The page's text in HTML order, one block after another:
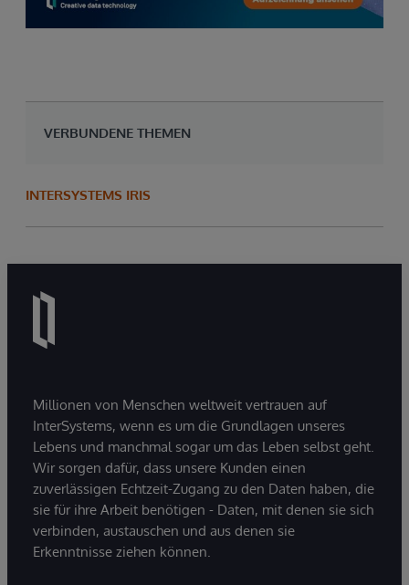
VERBUNDENE THEMEN
INTERSYSTEMS IRIS
Millionen von Menschen weltweit vertrauen auf
InterSystems, wenn es um die Grundlagen unseres
Lebens und manchmal sogar um das Leben selbst geht.
Wir sorgen dafür, dass unsere Kunden einen
zuverlässigen Echtzeit-Zugang zu den Daten haben, die
sie für ihre Arbeit benötigen - Daten, mit denen sie sich
verbinden, austauschen und aus denen sie
Erkenntnisse ziehen können.